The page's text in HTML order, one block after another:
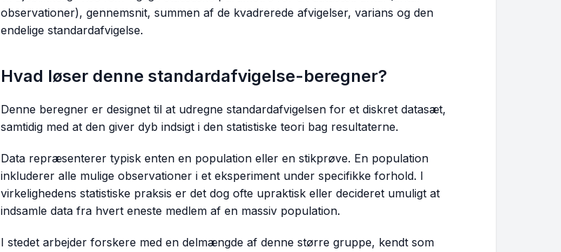
observationer), gennemsnit, summen af de kvadrerede afvigelser, varians og den
endelige standardafvigelse.
Hvad løser denne standardafvigelse-beregner?
Denne beregner er designet til at udregne standardafvigelsen for et diskret datasæt,
samtidig med at den giver dyb indsigt i den statistiske teori bag resultaterne.
Data repræsenterer typisk enten en population eller en stikprøve. En population
inkluderer alle mulige observationer i et eksperiment under specifikke forhold. I
virkelighedens statistiske praksis er det dog ofte upraktisk eller decideret umuligt at
indsamle data fra hvert eneste medlem af en massiv population.
I stedet arbejder forskere med en delmængde af denne større gruppe, kendt som